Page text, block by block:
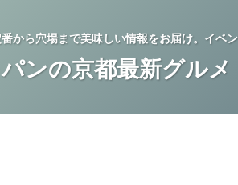
から穴場まで美味しい情報をお届け。イベ
ンの京都最新グルメ